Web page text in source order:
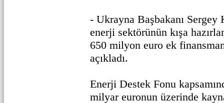
- Ukrayna Başbakanı
enerji sektörünün kışa
650 milyon euro ek
açıkladı.
Enerji Destek Fonu
milyar euronun üzerinde